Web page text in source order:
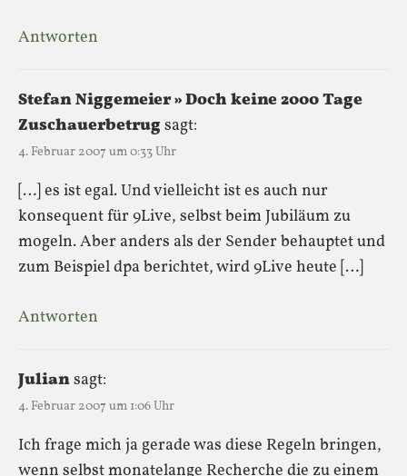
Antworten
Stefan Niggemeier » Doch keine 2000 Tage
Zuschauerbetrugsagt:
4. Februar 2007 um 0:33 Uhr
[…] es ist egal. Und vielleicht ist es auch nur
konsequent für 9Live, selbst beim Jubiläum zu
mogeln. Aber anders als der Sender behauptet und
zum Beispiel dpa berichtet, wird 9Live heute […]
Antworten
Juliansagt:
4. Februar 2007 um 1:06 Uhr
Ich frage mich ja gerade was diese Regeln bringen,
wenn selbst monatelange Recherche die zu einem